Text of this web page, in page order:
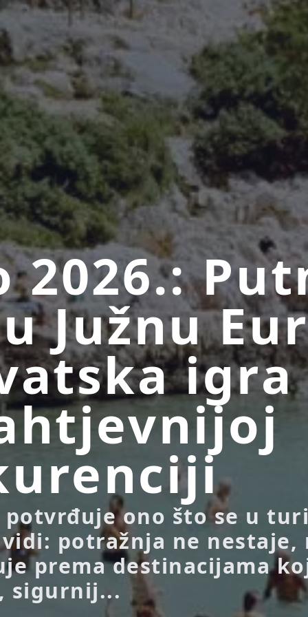
2026.:
Južnu
igra
potvrđuje ono što se u
potražnja ne nestaje,
prema destinacijama
sigurnij...